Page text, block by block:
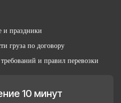
и праздники
груза по договору
и правил перевозки
10 минут